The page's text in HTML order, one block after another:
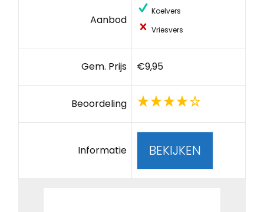
Aanbod
Koelvers
Vriesvers
Gem. Prijs €9,95
Beoordeling
Informatie BEKIJKEN